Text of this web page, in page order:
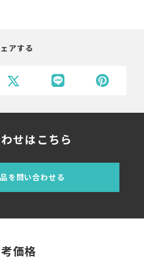
アする
せはこちら
を問い合わせる
価格